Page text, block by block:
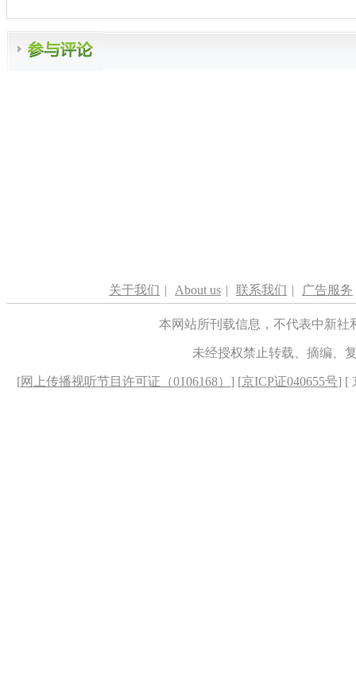
关于我们 | About us | 联系我们 | 广告服务
本网站所刊载信息，不代表中新
未经授权禁止转载、摘编、
[网上传播视听节目许可证（0106168） ] [京ICP证040655号] [